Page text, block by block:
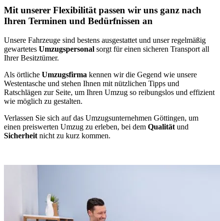
Mit unserer Flexibilität passen wir uns ganz nach
Ihren Terminen und Bedürfnissen an
Unsere Fahrzeuge sind bestens ausgestattet und unser regelmäßig
gewartetes Umzugspersonal sorgt für einen sicheren Transport all
Ihrer Besitztümer.
Als örtliche Umzugsfirma kennen wir die Gegend wie unsere
Westentasche und stehen Ihnen mit nützlichen Tipps und
Ratschlägen zur Seite, um Ihren Umzug so reibungslos und effizient
wie möglich zu gestalten.
Verlassen Sie sich auf das Umzugsunternehmen Göttingen, um
einen preiswerten Umzug zu erleben, bei dem Qualität und
Sicherheit nicht zu kurz kommen.